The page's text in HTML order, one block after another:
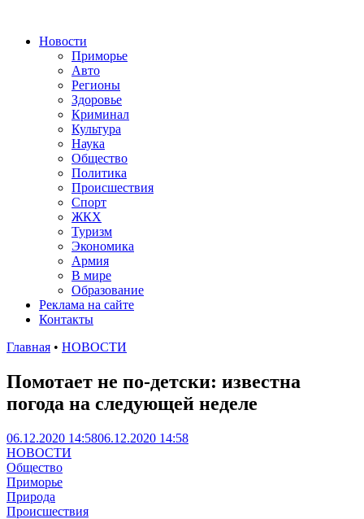
Новости
Приморье
Авто
Регионы
Здоровье
Криминал
Культура
Наука
Общество
Политика
Происшествия
Спорт
ЖКХ
Туризм
Экономика
Армия
В мире
Образование
Реклама на сайте
Контакты
Главная • НОВОСТИ
Помотает не по-детски: известна
погода на следующей неделе
06.12.2020 14:5806.12.2020 14:58
НОВОСТИ
Общество
Приморье
Природа
Происшествия